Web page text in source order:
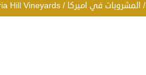
/ المشروبات في اميركا /
Hill Vineyards